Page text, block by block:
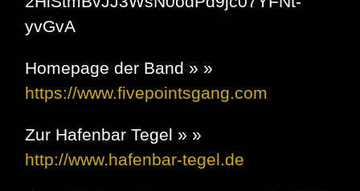
yvGvA
Homepage der Band » »
https://www.fivepointsgang.com
Zur Hafenbar Tegel » »
http://www.hafenbar-tegel.de